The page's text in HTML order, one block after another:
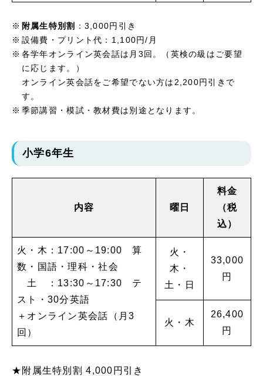
附属生特別割
：3,000円引き
設備費・プリント代：1,100円/月
各学年オンライン英会話は月3回。（英検の級はご要望
に応じます。）
オンライン英会話をご希望でない方は2,200円引きで
す。
季節講習・模試・教材費は別途となります。
小学6年生
内容 曜日
料金
（税
込）
火・木：17:00～19:00 算
数・国語・理科・社会
土 ：13:30～17:30 テ
スト・30分英語
＋オンライン英会話（月3
回）
火・
木・
土・日
33,000
円
火・木
26,400
円
★附属生特別割 4,000円引き